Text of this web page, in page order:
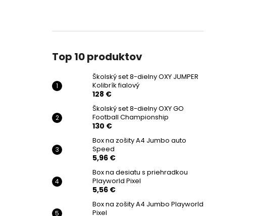
Top 10 produktov
Školský set 8-dielny OXY JUMPER
Kolibrík fialový
128 €
Školský set 8-dielny OXY GO
Football Championship
130 €
Box na zošity A4 Jumbo auto
Speed
5,96 €
Box na desiatu s priehradkou
Playworld Pixel
5,56 €
Box na zošity A4 Jumbo Playworld
Pixel